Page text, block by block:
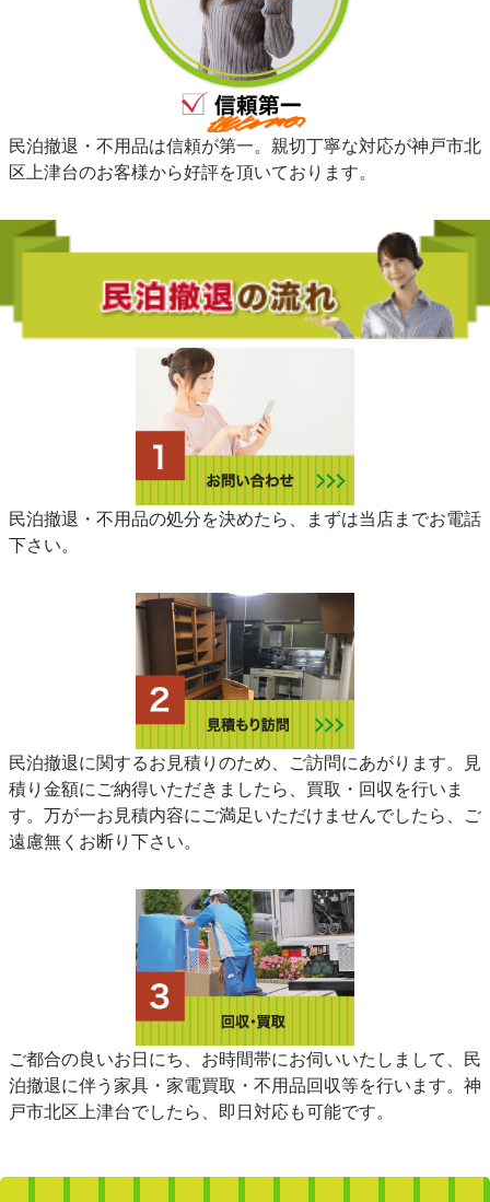
民泊撤退・不用品は信頼が第一。親切丁寧な対応が神戸市北
区上津台のお客様から好評を頂いております。
民泊撤退・不用品の処分を決めたら、まずは当店までお電話
下さい。
民泊撤退に関するお見積りのため、ご訪問にあがります。見
積り金額にご納得いただきましたら、買取・回収を行いま
す。万が一お見積内容にご満足いただけませんでしたら、ご
遠慮無くお断り下さい。
ご都合の良いお日にち、お時間帯にお伺いいたしまして、民
泊撤退に伴う家具・家電買取・不用品回収等を行います。神
戸市北区上津台でしたら、即日対応も可能です。